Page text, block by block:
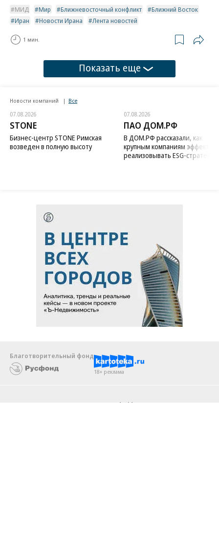
МИД Мир Ближневосточный конфликт
Ближний Восток
Иран
Новости Ирана Лента новостей
1 мин.
Показать еще
Новости компаний Все
07.08.2026
STONE
Бизнес-центр STONE Римская
возведен в полную высоту
07.08.2026
ПАО ДОМ.РФ
В ДОМ.РФ рассказали, как
крупным компаниям
реализовывать ESG-стратегию
Благотворительный фонд
18+ реклама
Android